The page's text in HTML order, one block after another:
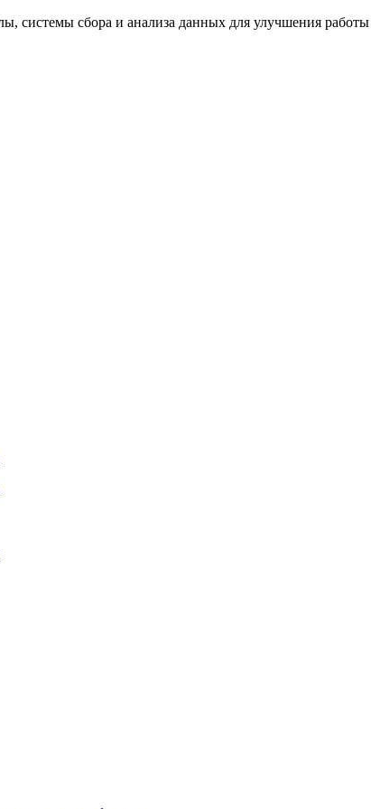
системы сбора и анализа данных для улучшения